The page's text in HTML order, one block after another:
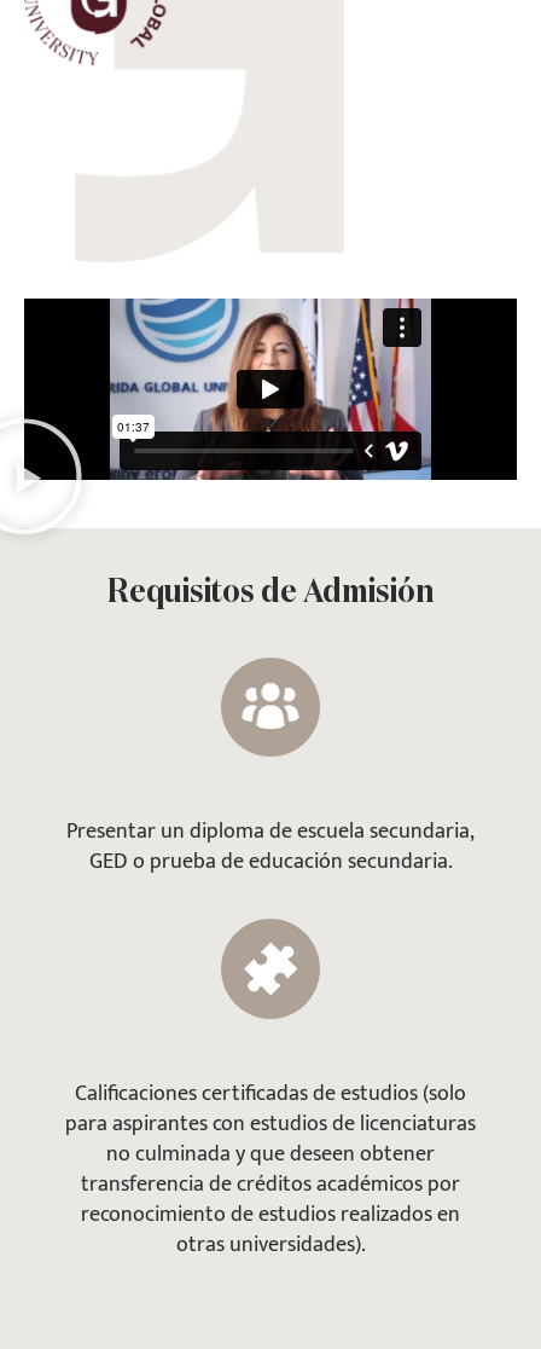
Requisitos de Admisión
Presentar un diploma de escuela secundaria,
GED o prueba de educación secundaria.
Calificaciones certificadas de estudios (solo
para aspirantes con estudios de licenciaturas
no culminada y que deseen obtener
transferencia de créditos académicos por
reconocimiento de estudios realizados en
otras universidades).